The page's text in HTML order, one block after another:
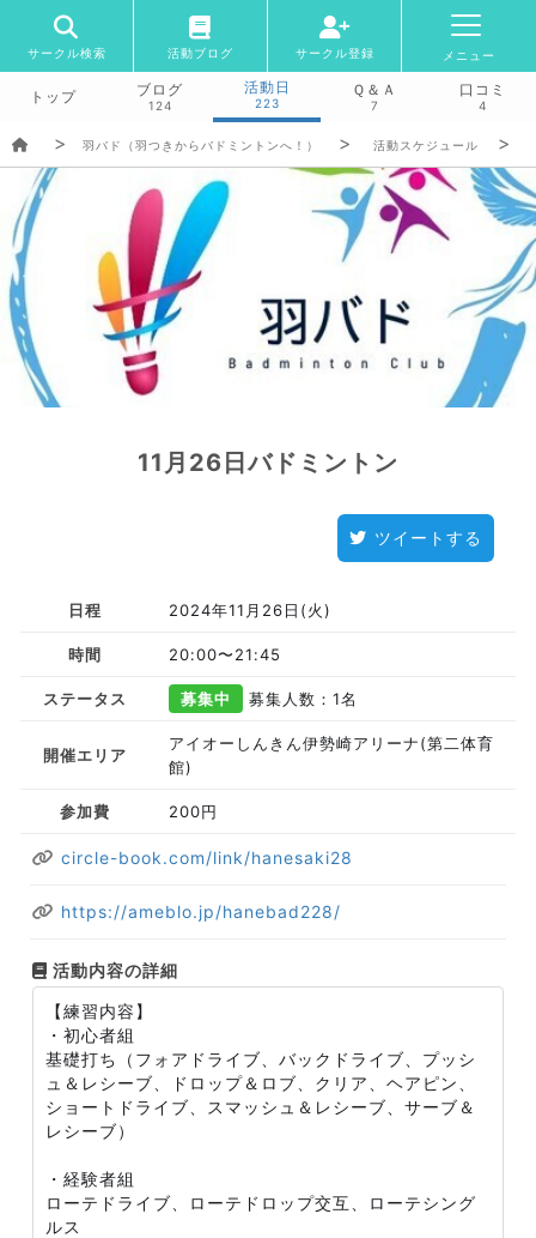
サークル検索 活動ブログ サークル登録 メニュー
トップ ブログ
124
活動日
223
Ｑ＆Ａ
7
口コミ
4
羽バド（羽つきからバドミントンへ！） 活動スケジュール
11月26日バドミントン
ツイートする
日程 2024年11月26日(火)
時間 20:00〜21:45
ステータス 募集中 募集人数：1名
開催エリア
アイオーしんきん伊勢崎アリーナ(第二体育
館)
参加費 200円
circle-book.com/link/hanesaki28
https://ameblo.jp/hanebad228/
活動内容の詳細
【練習内容】
・初心者組
基礎打ち（フォアドライブ、バックドライブ、プッシ
ュ＆レシーブ、ドロップ＆ロブ、クリア、ヘアピン、
ショートドライブ、スマッシュ＆レシーブ、サーブ＆
レシーブ）
・経験者組
ローテドライブ、ローテドロップ交互、ローテシング
ルス